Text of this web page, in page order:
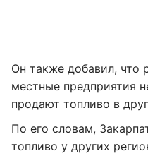
Он также добавил, что
местные предприятия
продают топливо в
По его словам,
топливо у других